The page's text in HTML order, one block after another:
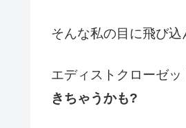
そんな私の目に飛び込
エディストクローゼッ
きちゃうかも?